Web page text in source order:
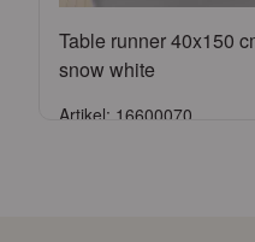
Table runner 40x150
snow white
Artikel: 16600070